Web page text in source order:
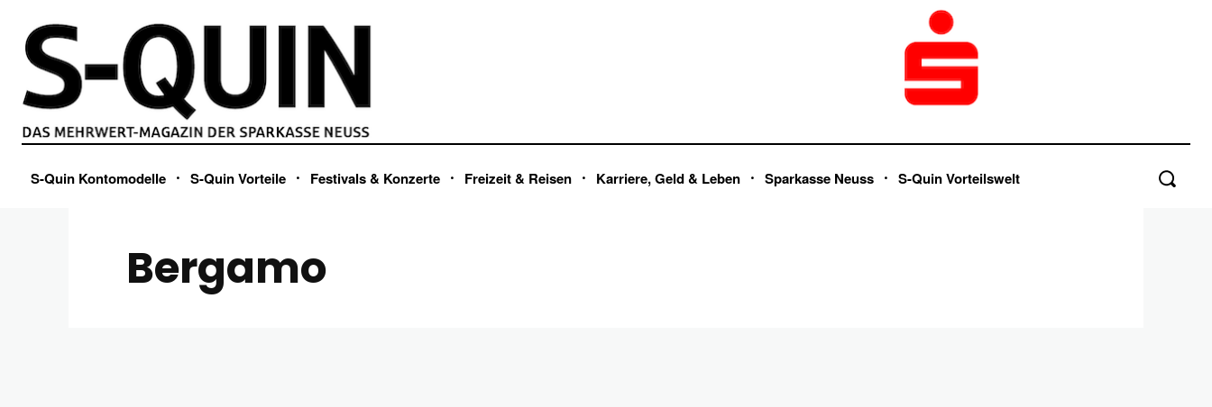
S-Quin Kontomodelle S-Quin Vorteile Festivals & Konzerte Freizeit & Reisen Karriere, Geld & Leben Sparkasse Neuss S-Quin Vorteilswelt
Bergamo